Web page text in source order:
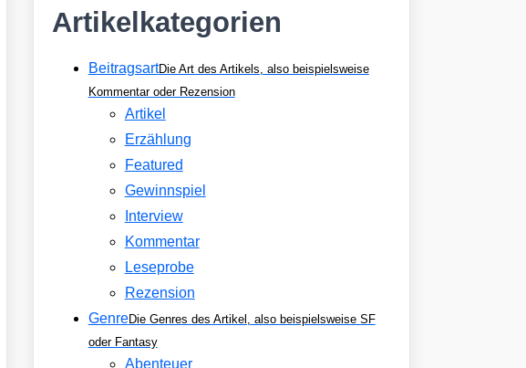
Artikelkategorien
BeitragsartDie Art des Artikels, also beispielsweise
Kommentar oder Rezension
Artikel
Erzählung
Featured
Gewinnspiel
Interview
Kommentar
Leseprobe
Rezension
GenreDie Genres des Artikel, also beispielsweise SF
oder Fantasy
Abenteuer